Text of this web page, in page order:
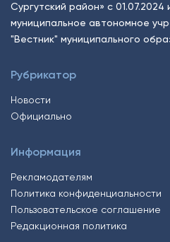
Сургутский район» с
муниципальное автономное
"Вестник" муниципального
Рубрикатор
Новости
Официально
Информация
Рекламодателям
Политика конфиденциальности
Пользовательское соглашение
Редакционная политика